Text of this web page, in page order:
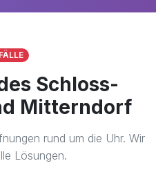
Schloss-
Mitterndorf
rund um die Uhr. Wir
Lösungen.